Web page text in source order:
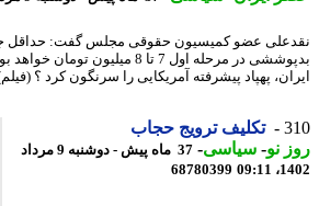
عضو کمیسیون حقوقی مجلس گفت: حداقل
بدپوششی در مرحله اول 7 تا 8 میلیون تومان
پهپاد پیشرفته آمریکایی را سرنگون کرد ؟ (فیلم) ...
تکلیف ترویج حجاب
نو- سیاسی-
37 ماه پیش - دوشنبه 9 مرداد
68780399